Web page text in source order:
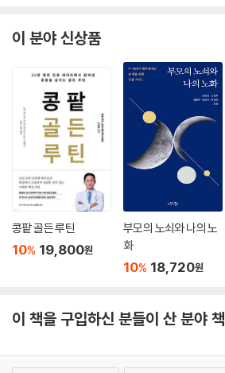
이 분야 신상품
콩팥 골든 루틴
10% 19,800원
부모의 노쇠와 나의 노
화
10% 18,720원
이 책을 구입하신 분들이 산 분야 책